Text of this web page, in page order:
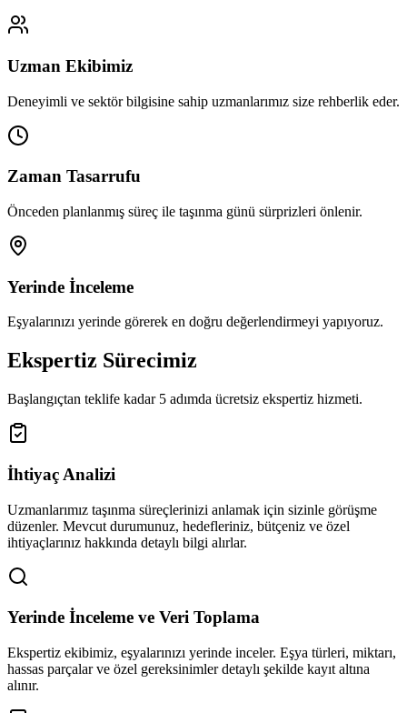
Uzman Ekibimiz
Deneyimli ve sektör bilgisine sahip uzmanlarımız size rehberlik eder.
Zaman Tasarrufu
Önceden planlanmış süreç ile taşınma günü sürprizleri önlenir.
Yerinde İnceleme
Eşyalarınızı yerinde görerek en doğru değerlendirmeyi yapıyoruz.
Ekspertiz Sürecimiz
Başlangıçtan teklife kadar 5 adımda ücretsiz ekspertiz hizmeti.
İhtiyaç Analizi
Uzmanlarımız taşınma süreçlerinizi anlamak için sizinle görüşme
düzenler. Mevcut durumunuz, hedefleriniz, bütçeniz ve özel
ihtiyaçlarınız hakkında detaylı bilgi alırlar.
Yerinde İnceleme ve Veri Toplama
Ekspertiz ekibimiz, eşyalarınızı yerinde inceler. Eşya türleri, miktarı,
hassas parçalar ve özel gereksinimler detaylı şekilde kayıt altına
alınır.